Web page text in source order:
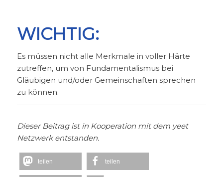
WICHTIG:
Es müssen nicht alle Merkmale in voller Härte
zutreffen, um von Fundamentalismus bei
Gläubigen und/oder Gemeinschaften sprechen
zu können.
Dieser Beitrag ist in Kooperation mit dem yeet
Netzwerk entstanden.
teilen teilen